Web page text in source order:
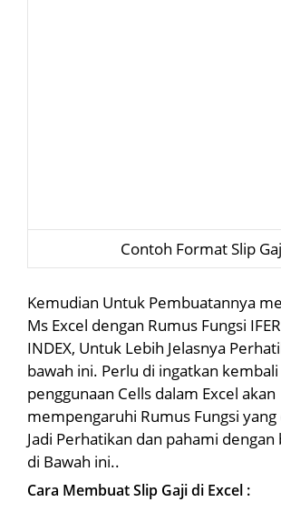
Contoh Format Slip
Kemudian Untuk Pembuatannya
Ms Excel dengan Rumus Fungsi
INDEX, Untuk Lebih Jelasnya
bawah ini. Perlu di ingatkan
penggunaan Cells dalam Excel akan
mempengaruhi Rumus Fungsi yang
Jadi Perhatikan dan pahami dengan
di Bawah ini..
Cara Membuat Slip Gaji di Excel :